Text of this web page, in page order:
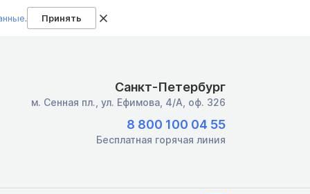
. Принять
Санкт-Петербург
м. Сенная пл., ул. Ефимова, 4/А, оф. 326
8 800 100 04 55
Бесплатная горячая линия